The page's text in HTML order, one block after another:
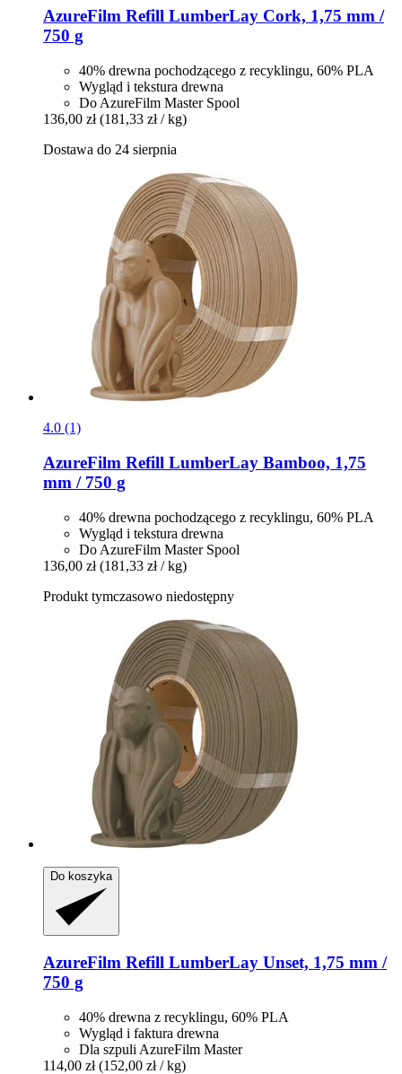
AzureFilm Refill LumberLay Cork, 1,75 mm /
750 g
40% drewna pochodzącego z recyklingu, 60% PLA
Wygląd i tekstura drewna
Do AzureFilm Master Spool
136,00 zł (181,33 zł / kg)
Dostawa do 24 sierpnia
4.0 (1)
AzureFilm Refill LumberLay Bamboo, 1,75
mm / 750 g
40% drewna pochodzącego z recyklingu, 60% PLA
Wygląd i tekstura drewna
Do AzureFilm Master Spool
136,00 zł (181,33 zł / kg)
Produkt tymczasowo niedostępny
Do koszyka
AzureFilm Refill LumberLay Unset, 1,75 mm /
750 g
40% drewna z recyklingu, 60% PLA
Wygląd i faktura drewna
Dla szpuli AzureFilm Master
114,00 zł (152,00 zł / kg)